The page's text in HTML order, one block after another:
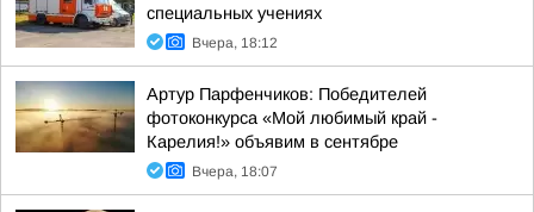
специальных учениях
Вчера, 18:12
Артур Парфенчиков: Победителей
фотоконкурса «Мой любимый край -
Карелия!» объявим в сентябре
Вчера, 18:07